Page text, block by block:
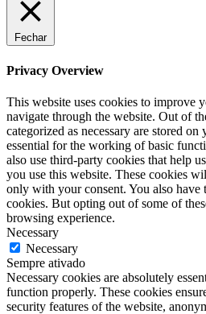
Fechar
Privacy Overview
This website uses cookies to improve
navigate through the website. Out of
categorized as necessary are stored
essential for the working of basic
also use third-party cookies that help
you use this website. These cookies
only with your consent. You also have
cookies. But opting out of some of
browsing experience.
Necessary
Necessary
Sempre ativado
Necessary cookies are absolutely
function properly. These cookies
security features of the website,